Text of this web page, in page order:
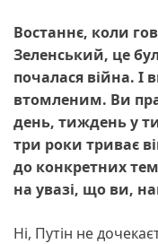
Востаннє, коли
Зеленський, це
почалася війна. І
втомленим. Ви
день, тиждень у
три роки триває
до конкретних
на увазі, що ви,
Ні, Путін не